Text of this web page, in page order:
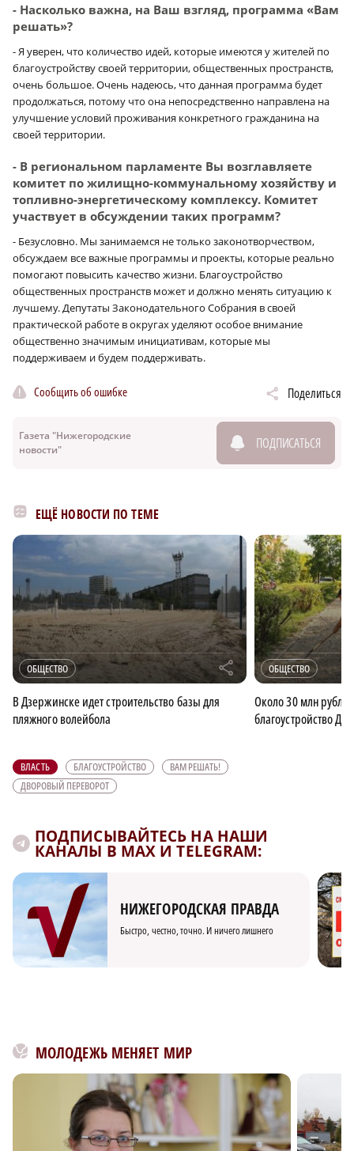
- Насколько важна, на Ваш взгляд, программа «Вам
решать»?
- Я уверен, что количество идей, которые имеются у жителей по
благоустройству своей территории, общественных пространств,
очень большое. Очень надеюсь, что данная программа будет
продолжаться, потому что она непосредственно направлена на
улучшение условий проживания конкретного гражданина на
своей территории.
- В региональном парламенте Вы возглавляете
комитет по жилищно-коммунальному хозяйству и
топливно-энергетическому комплексу. Комитет
участвует в обсуждении таких программ?
- Безусловно. Мы занимаемся не только законотворчеством,
обсуждаем все важные программы и проекты, которые реально
помогают повысить качество жизни. Благоустройство
общественных пространств может и должно менять ситуацию к
лучшему. Депутаты Законодательного Собрания в своей
практической работе в округах уделяют особое внимание
общественно значимым инициативам, которые мы
поддерживаем и будем поддерживать.
Сообщить об ошибке Поделиться
Газета "Нижегородские
новости"
ПОДПИСАТЬСЯ
ЕЩЁ НОВОСТИ ПО ТЕМЕ
ОБЩЕСТВО r
В Дзержинске идет строительство базы для
пляжного волейбола
ОБЩЕСТВО
Около 30 млн
благоустройство
ВЛАСТЬ БЛАГОУСТРОЙСТВО
ВАМ РЕШАТЬ!
ДВОРОВЫЙ ПЕРЕВОРОТ
ПОДПИСЫВАЙТЕСЬ НА НАШИ
КАНАЛЫ В MAX И TELEGRAM:
НИЖЕГОРОДСКАЯ ПРАВДА
Быстро, честно, точно. И ничего лишнего
МОЛОДЕЖЬ МЕНЯЕТ МИР